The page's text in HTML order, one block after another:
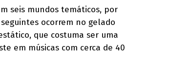
seis mundos temáticos, por
ocorrem no gelado
que costuma ser uma
em músicas com cerca de 40